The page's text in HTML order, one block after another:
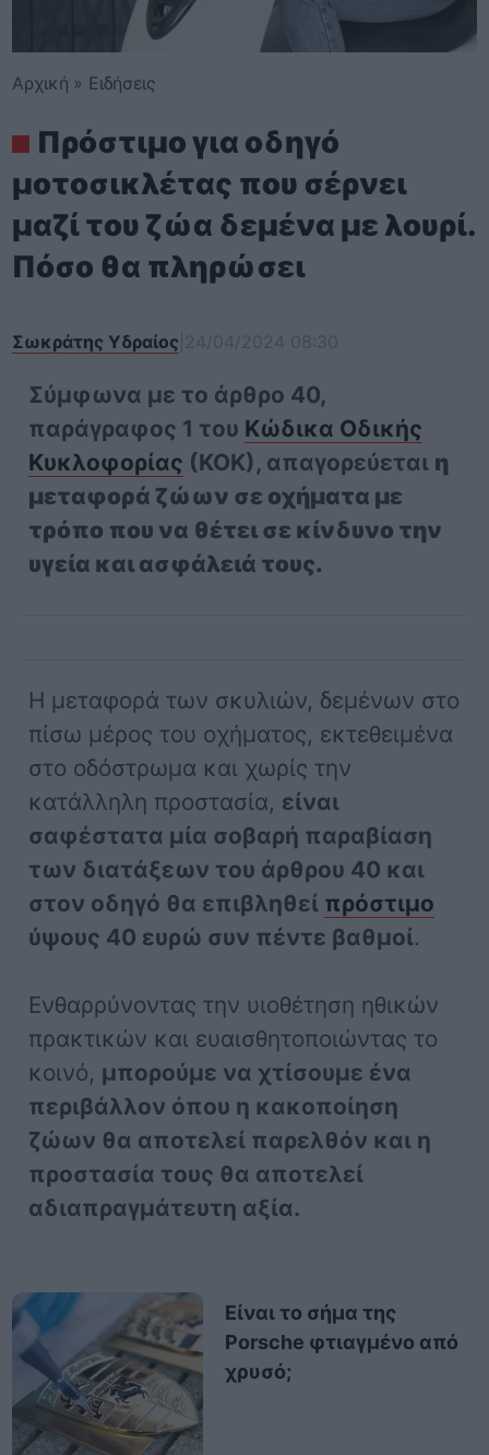
Αρχική » Ειδήσεις
Πρόστιμο για οδηγό
μοτοσικλέτας που σέρνει
μαζί του ζώα δεμένα με λουρί.
Πόσο θα πληρώσει
Σωκράτης Υδραίος
Σύμφωνα με το άρθρο 40,
παράγραφος 1 του Κώδικα Οδικής
Κυκλοφορίας (ΚΟΚ), απαγορεύεται η
μεταφορά ζώων σε οχήματα με
τρόπο που να θέτει σε κίνδυνο την
υγεία και ασφάλειά τους.
Η μεταφορά των σκυλιών, δεμένων στο
πίσω μέρος του οχήματος, εκτεθειμένα
στο οδόστρωμα και χωρίς την
κατάλληλη προστασία, είναι
σαφέστατα μία σοβαρή παραβίαση
των διατάξεων του άρθρου 40 και
στον οδηγό θα επιβληθεί πρόστιμο
ύψους 40 ευρώ συν πέντε βαθμοί.
Ενθαρρύνοντας την υιοθέτηση ηθικών
πρακτικών και ευαισθητοποιώντας το
κοινό, μπορούμε να χτίσουμε ένα
περιβάλλον όπου η κακοποίηση
ζώων θα αποτελεί παρελθόν και η
προστασία τους θα αποτελεί
αδιαπραγμάτευτη αξία.
Είναι το σήμα της
Porsche φτιαγμένο από
χρυσό;